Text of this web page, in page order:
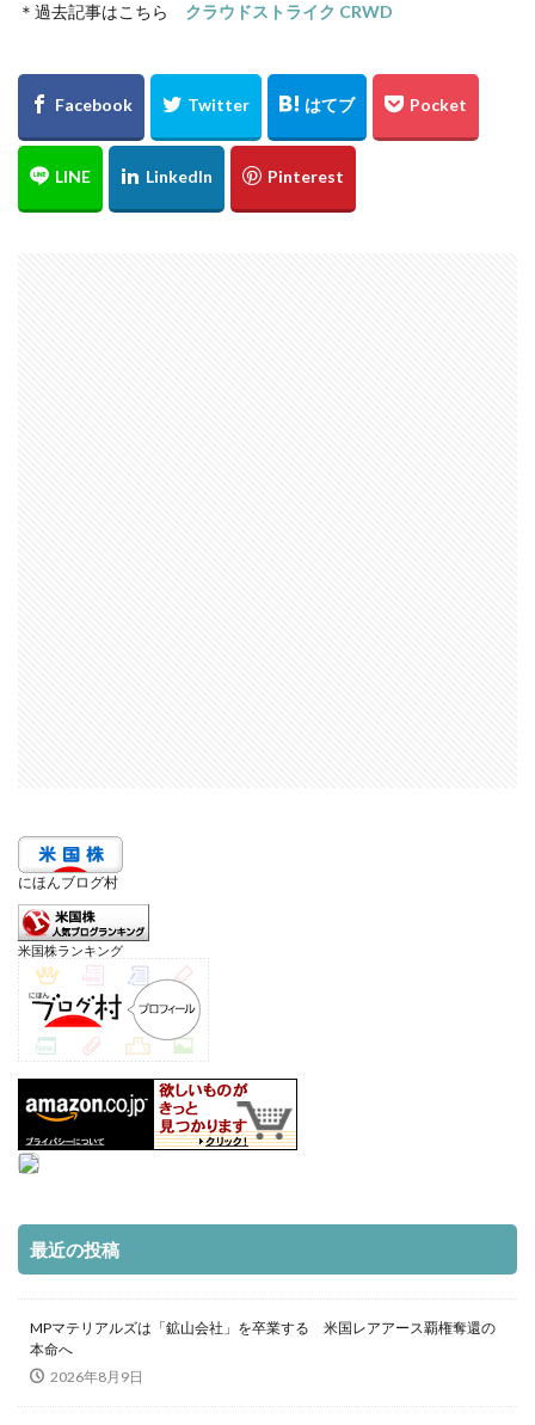
＊過去記事はこちら クラウドストライク CRWD
にほんブログ村
米国株ランキング
最近の投稿
MPマテリアルズは「鉱山会社」を卒業する 米国レアアース覇権奪還の
本命へ
2026年8月9日